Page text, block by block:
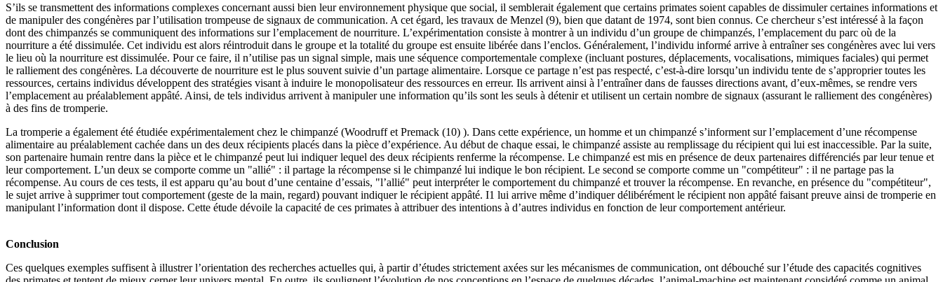
S’ils se transmettent des informations complexes concernant aussi bien leur environnement physique que social, il semblerait également que certains primates soient capables de dissimuler certaines informations et
de manipuler des congénères par l’utilisation trompeuse de signaux de communication. A cet égard, les travaux de Menzel (9), bien que datant de 1974, sont bien connus. Ce chercheur s’est intéressé à la façon
dont des chimpanzés se communiquent des informations sur l’emplacement de nourriture. L’expérimentation consiste à montrer à un individu d’un groupe de chimpanzés, l’emplacement du parc où de la
nourriture a été dissimulée. Cet individu est alors réintroduit dans le groupe et la totalité du groupe est ensuite libérée dans l’enclos. Généralement, l’individu informé arrive à entraîner ses congénères avec lui vers
le lieu où la nourriture est dissimulée. Pour ce faire, il n’utilise pas un signal simple, mais une séquence comportementale complexe (incluant postures, déplacements, vocalisations, mimiques faciales) qui permet
le ralliement des congénères. La découverte de nourriture est le plus souvent suivie d’un partage alimentaire. Lorsque ce partage n’est pas respecté, c’est-à-dire lorsqu’un individu tente de s’approprier toutes les
ressources, certains individus développent des stratégies visant à induire le monopolisateur des ressources en erreur. Ils arrivent ainsi à l’entraîner dans de fausses directions avant, d’eux-mêmes, se rendre vers
l’emplacement au préalablement appâté. Ainsi, de tels individus arrivent à manipuler une information qu’ils sont les seuls à détenir et utilisent un certain nombre de signaux (assurant le ralliement des congénères)
à des fins de tromperie.
La tromperie a également été étudiée expérimentalement chez le chimpanzé (Woodruff et Premack (10) ). Dans cette expérience, un homme et un chimpanzé s’informent sur l’emplacement d’une récompense
alimentaire au préalablement cachée dans un des deux récipients placés dans la pièce d’expérience. Au début de chaque essai, le chimpanzé assiste au remplissage du récipient qui lui est inaccessible. Par la suite,
son partenaire humain rentre dans la pièce et le chimpanzé peut lui indiquer lequel des deux récipients renferme la récompense. Le chimpanzé est mis en présence de deux partenaires différenciés par leur tenue et
leur comportement. L’un deux se comporte comme un "allié" : il partage la récompense si le chimpanzé lui indique le bon récipient. Le second se comporte comme un "compétiteur" : il ne partage pas la
récompense. Au cours de ces tests, il est apparu qu’au bout d’une centaine d’essais, "l’allié" peut interpréter le comportement du chimpanzé et trouver la récompense. En revanche, en présence du "compétiteur",
le sujet arrive à supprimer tout comportement (geste de la main, regard) pouvant indiquer le récipient appâté. I1 lui arrive même d’indiquer délibérément le récipient non appâté faisant preuve ainsi de tromperie en
manipulant l’information dont il dispose. Cette étude dévoile la capacité de ces primates à attribuer des intentions à d’autres individus en fonction de leur comportement antérieur.
Conclusion
Ces quelques exemples suffisent à illustrer l’orientation des recherches actuelles qui, à partir d’études strictement axées sur les mécanismes de communication, ont débouché sur l’étude des capacités cognitives